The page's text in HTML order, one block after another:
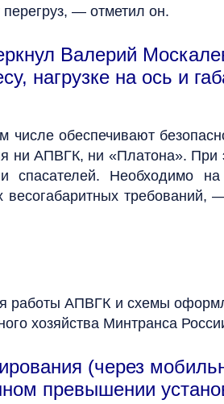
перегруз, — отметил он.
Валерий
нагрузке на ось и
числе обеспечивают
АПВГК, ни «Платона». При
Необходимо на
требований,
работы АПВГК и схемы
хозяйства Минтранса
(через
превышении